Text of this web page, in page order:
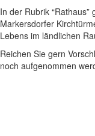
In der Rubrik
Markersdorfer
Lebens im ländlichen
Reichen Sie gern
noch aufgenommen